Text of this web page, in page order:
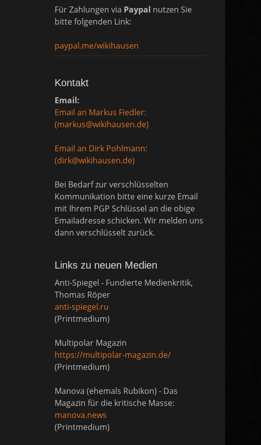
Für Zahlungen via Paypal nutzen Sie
bitte folgenden Link:
paypal.me/wikihausen
Kontakt
Email:
Email an Markus Fiedler:
(markus@wikihausen.de)
Email an Dirk Pohlmann:
(dirk@wikihausen.de)
Bei Bedarf zur verschlüsselten
Kommunikation bitte eine kurze Email
mit Ihrem PGP Schlüssel an die obige
Emailadresse schicken. Wir melden uns
dann verschlüsselt zurück.
Links zu neuen Medien
Anti-Spiegel - Fundierte Medienkritik,
Thomas Röper
anti-spiegel.ru
(Printmedium)
Multipolar Magazin
https://multipolar-magazin.de/
(Printmedium)
Manova (ehemals Rubikon) - Das
Magazin für die kritische Masse:
manova.news
(Printmedium)